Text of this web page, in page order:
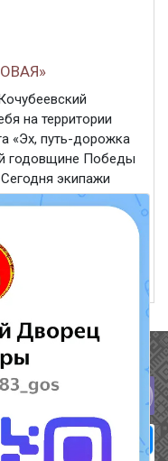
на территории
«Эх, путь-дорожка
годовщине Победы
экипажи